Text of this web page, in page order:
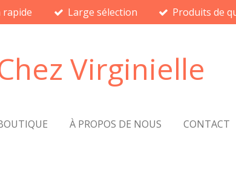
rapide Large sélection Produits de
Virginielle
À PROPOS DE NOUS CONTACT